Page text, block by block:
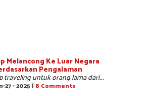
Melancong Ke Luar Negara
Pengalaman
traveling untuk orang lama dari...
27 - 2025 | 8 Comments